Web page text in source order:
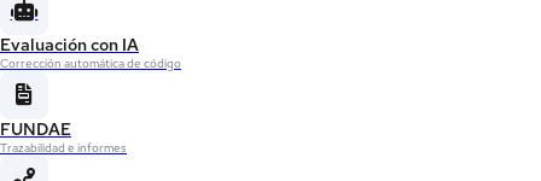
Evaluación con IA
Corrección automática de código
FUNDAE
Trazabilidad e informes